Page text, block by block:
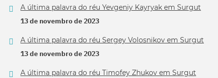
A última palavra do réu Yevgeniy Kayryak em Surgut
13 de novembro de 2023
A última palavra do réu Sergey Volosnikov em Surgut
13 de novembro de 2023
A última palavra do réu Timofey Zhukov em Surgut